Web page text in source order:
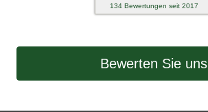
134Bewertungen seit 2017
Bewerten Sie uns